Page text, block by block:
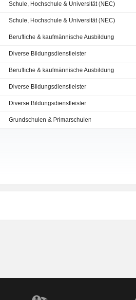
Schule, Hochschule & Universität (NEC)
Schule, Hochschule & Universität (NEC)
Berufliche & kaufmännische Ausbildung
Diverse Bildungsdienstleister
Berufliche & kaufmännische Ausbildung
Diverse Bildungsdienstleister
Diverse Bildungsdienstleister
Grundschulen & Primarschulen